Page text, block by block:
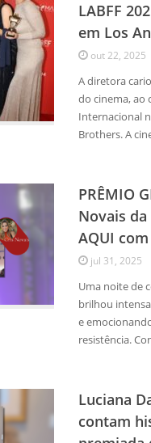
LABFF
em Los
out 22, 2025
A diretora
do cinema, ao
Internacional
Brothers. A
PRÊMIO
Novais da
AQUI
jul 31, 2025
Uma noite de
brilhou
e
resistência.
Luciana
contam